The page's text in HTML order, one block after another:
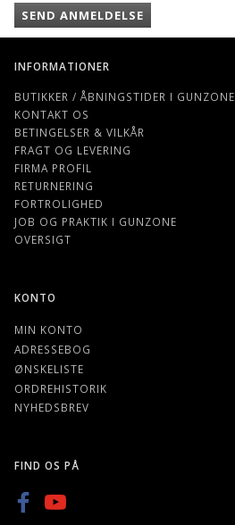
SEND ANMELDELSE
INFORMATIONER
BUTIKKER / ÅBNINGSTIDER I GUNZONE
KONTAKT OS
BETINGELSER & VILKÅR
FRAGT OG LEVERING
FIRMA PROFIL
RETURNERING
FORTROLIGHED
JOB OG PRAKTIK I GUNZONE
OVERSIGT
KONTO
MIN KONTO
ADRESSEBOG
ØNSKELISTE
ORDREHISTORIK
NYHEDSBREV
FIND OS PÅ